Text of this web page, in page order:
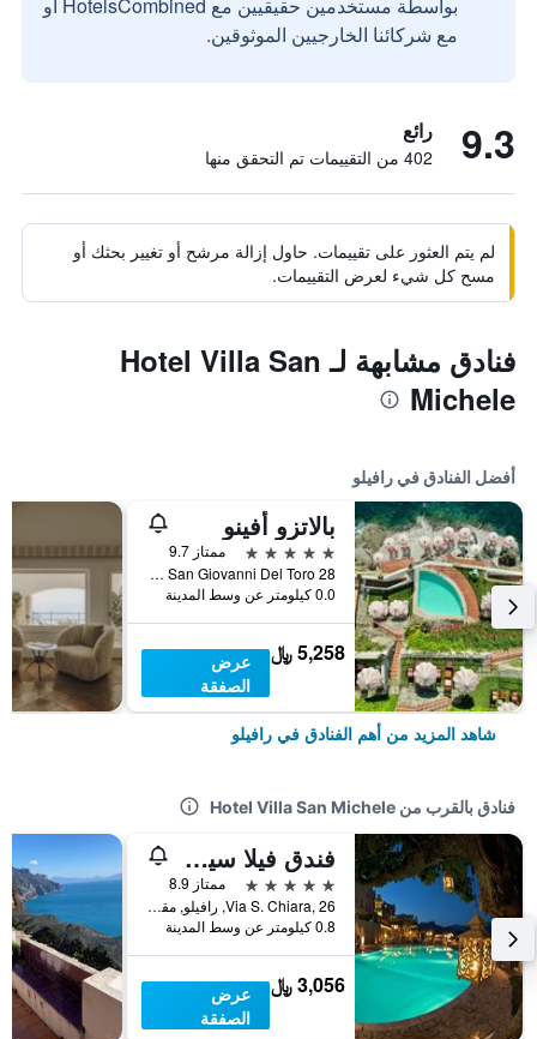
مع شركائنا الخارجيين الموثوقين.
9.3 رائع
402 من التقييمات تم التحقق منها
لم يتم العثور على تقييمات. حاول إزالة مرشح أو تغيير بحثك أو
مسح كل شيء لعرض التقييمات.
فنادق مشابهة لـ Hotel Villa San
Michele
أفضل الفنادق في رافيلو
بالاتزو أفينو
5 نجوم
ممتاز 9.7
Via San Giovanni Del Toro 28, رافيلو, مقاطعة ساليرنو, إيطاليا
0.0 كيلومتر عن وسط المدينة
5,258 ﷼
عرض
الصفقة
شاهد المزيد من أهم الفنادق في رافيلو
فنادق بالقرب من Hotel Villa San Michele
فندق فيلا سيمبروني
5 نجوم
ممتاز 8.9
Via S. Chiara, 26, رافيلو, مقاطعة ساليرنو, إيطاليا
0.8 كيلومتر عن وسط المدينة
3,056 ﷼
عرض
الصفقة